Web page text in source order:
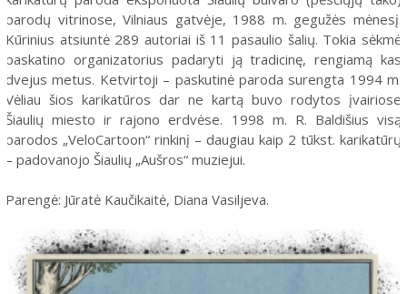
Kaukazas, arba Limanto kalnas
Senosios Šiaulių kapinės
Evangelikų liuteronų kapinės
Kalniukas
Sukilėlių kalnelis
Dviračių karikatūrų paroda „Važiuojam pasivažinėti“
Lietuvos Nepriklausomybės atkūrimo 30-osioms metinėms
skirta virtuali fotografijų paroda „Laisvės tribūnoje“
Chaimo Frenkelio vila ir odų fabrikas Šiauliuose – urbi et orbi
parodų vitrinose, Vilniaus gatvėje, 1988 m. gegužės mėnesį.
Kūrinius atsiuntė 289 autoriai iš 11 pasaulio šalių. Tokia sėkmė
paskatino organizatorius padaryti ją tradicinę, rengiamą kas
dvejus metus. Ketvirtoji – paskutinė paroda surengta 1994 m.
Vėliau šios karikatūros dar ne kartą buvo rodytos įvairiose
Šiaulių miesto ir rajono erdvėse. 1998 m. R. Baldišius visą
parodos „VeloCartoon“ rinkinį – daugiau kaip 2 tūkst. karikatūrų
– padovanojo Šiaulių „Aušros“ muziejui.
Parengė: Jūratė Kaučikaitė, Diana Vasiljeva.